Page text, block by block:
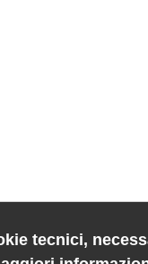
tecnici,